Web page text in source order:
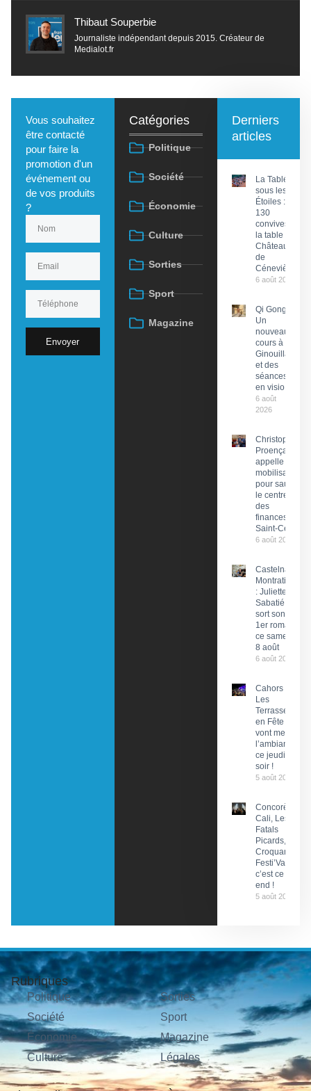
Thibaut Souperbie
Journaliste indépendant depuis 2015. Créateur de
Medialot.fr
Vous souhaitez
être contacté
pour faire la
promotion d'un
événement ou
de vos produits
?
Envoyer
Catégories
Politique
Société
Économie
Culture
Sorties
Sport
Magazine
Derniers
articles
La Tablée
sous les
Étoiles :
130
convives à
la table du
Château
de
Cénevières
6 août 2026
Qi Gong :
Un
nouveau
cours à
Ginouillac
et des
séances
en visio
6 août
2026
Christophe
Proença
appelle à la
mobilisation
pour sauver
le centre
des
finances de
Saint-Céré
6 août 2026
Castelnau-
Montratier
: Juliette
Sabatié
sort son
1er roman
ce samedi
8 août
6 août 2026
Cahors :
Les
Terrasses
en Fête
vont mettre
l’ambiance
ce jeudi
soir !
5 août 2026
Concorès :
Cali, Les
Fatals
Picards, Les
Croquants…
Festi’ValCéou,
c’est ce week-
end !
5 août 2026
Rubriques
Politique
Société
Économie
Culture
Sorties
Sport
Magazine
Légales